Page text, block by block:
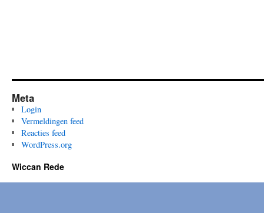
Meta
Login
Vermeldingen feed
Reacties feed
WordPress.org
Wiccan Rede